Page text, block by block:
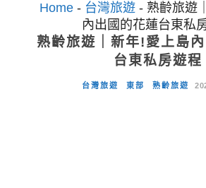
Home- 台灣旅遊- 熟齡旅遊
內出國的花蓮台東私
熟齡旅遊｜新年!愛上島
台東私房遊程
台灣旅遊 東部 熟齡旅遊